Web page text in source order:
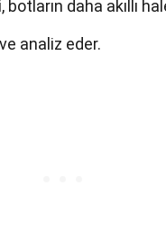
daha akıllı
analiz eder.